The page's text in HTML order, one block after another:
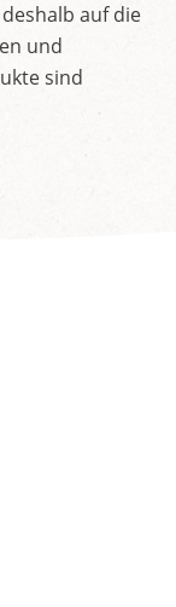
auf die
und
sind